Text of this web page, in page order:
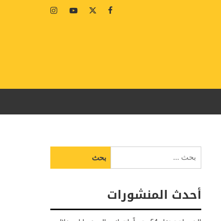
Facebook
Twitter
Youtube
Instagram
عن:
أحدث المنشورات